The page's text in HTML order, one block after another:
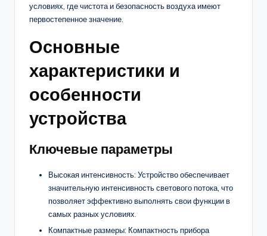
условиях, где чистота и безопасность воздуха имеют
первостепенное значение.
Основные
характеристики и
особенности
устройства
Ключевые параметры
Высокая интенсивность: Устройство обеспечивает
значительную интенсивность светового потока, что
позволяет эффективно выполнять свои функции в
самых разных условиях.
Компактные размеры: Компактность прибора